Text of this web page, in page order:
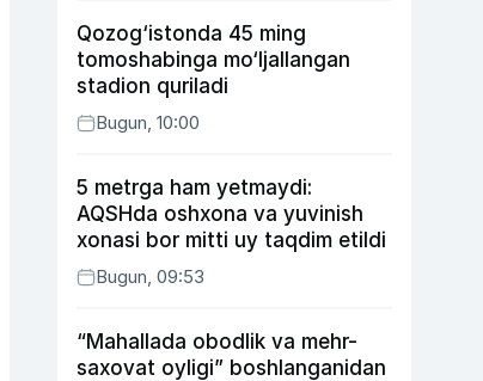
Qozog‘istonda 45 ming
tomoshabinga mo‘ljallangan
stadion quriladi
Bugun, 10:00
5 metrga ham yetmaydi:
AQSHda oshxona va yuvinish
xonasi bor mitti uy taqdim etildi
Bugun, 09:53
“Mahallada obodlik va mehr-
saxovat oyligi” boshlanganidan